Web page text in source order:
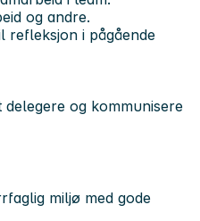
og andre.
refleksjon i pågående
og kommunisere
miljø med gode